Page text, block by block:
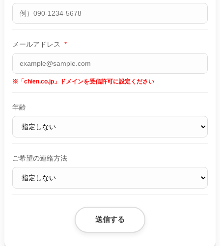
メールアドレス *
※「chien.co.jp」ドメインを受信許可に設定ください
年齢
ご希望の連絡方法